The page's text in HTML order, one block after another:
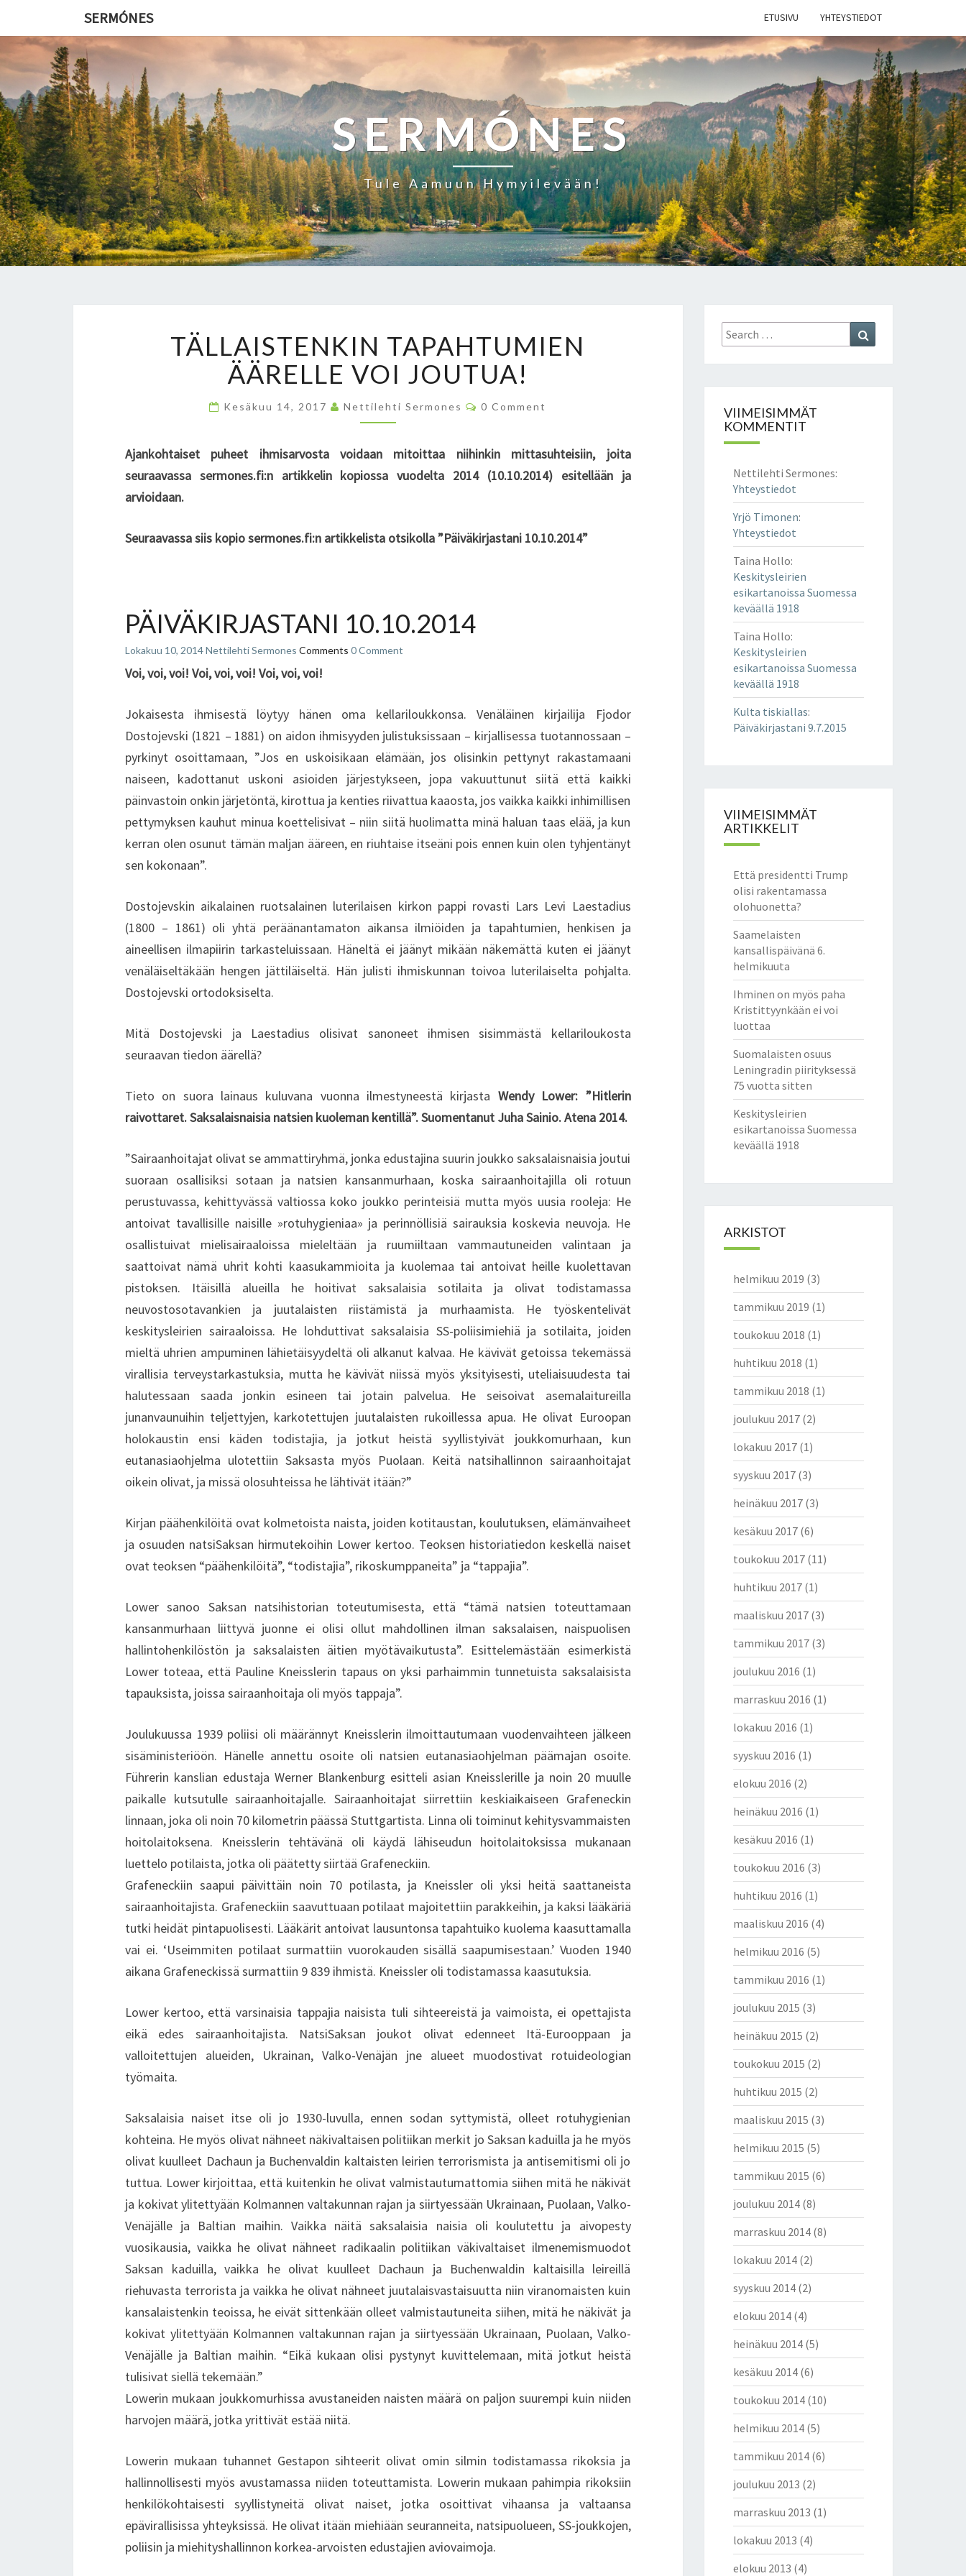
SERMÓNES ETUSIVU YHTEYSTIEDOT
SERMÓNES
Tule Aamuun Hymyilevään!
L
L
T
E
N
A
H
T
E
N
Ä
Ä
L
L
O
I
J
O
U
A
TÄLLAISTENKIN TAPAHTUMIEN
ÄÄRELLE VOI JOUTUA!
Kesäkuu 14, 2017 Nettilehti Sermones
C
O
E
N
T
S
0 Comment
Ajankohtaiset puheet ihmisarvosta voidaan mitoittaa niihinkin mittasuhteisiin, joita
seuraavassa sermones.fi:n artikkelin kopiossa vuodelta 2014 (10.10.2014) esitellään ja
arvioidaan.
Seuraavassa siis kopio sermones.fi:n artikkelista otsikolla ”Päiväkirjastani 10.10.2014”
PÄIVÄKIRJASTANI 10.10.2014
Lokakuu 10, 2014Nettilehti Sermones Comments 0 Comment
Voi, voi, voi! Voi, voi, voi! Voi, voi, voi!
Jokaisesta ihmisestä löytyy hänen oma kellariloukkonsa. Venäläinen kirjailija Fjodor
Dostojevski (1821 – 1881) on aidon ihmisyyden julistuksissaan – kirjallisessa tuotannossaan –
pyrkinyt osoittamaan, ”Jos en uskoisikaan elämään, jos olisinkin pettynyt rakastamaani
naiseen, kadottanut uskoni asioiden järjestykseen, jopa vakuuttunut siitä että kaikki
päinvastoin onkin järjetöntä, kirottua ja kenties riivattua kaaosta, jos vaikka kaikki inhimillisen
pettymyksen kauhut minua koettelisivat – niin siitä huolimatta minä haluan taas elää, ja kun
kerran olen osunut tämän maljan ääreen, en riuhtaise itseäni pois ennen kuin olen tyhjentänyt
sen kokonaan”.
Dostojevskin aikalainen ruotsalainen luterilaisen kirkon pappi rovasti Lars Levi Laestadius
(1800 – 1861) oli yhtä peräänantamaton aikansa ilmiöiden ja tapahtumien, henkisen ja
aineellisen ilmapiirin tarkasteluissaan. Häneltä ei jäänyt mikään näkemättä kuten ei jäänyt
venäläiseltäkään hengen jättiläiseltä. Hän julisti ihmiskunnan toivoa luterilaiselta pohjalta.
Dostojevski ortodoksiselta.
Mitä Dostojevski ja Laestadius olisivat sanoneet ihmisen sisimmästä kellariloukosta
seuraavan tiedon äärellä?
Tieto on suora lainaus kuluvana vuonna ilmestyneestä kirjasta Wendy Lower: ”Hitlerin
raivottaret. Saksalaisnaisia natsien kuoleman kentillä”. Suomentanut Juha Sainio. Atena 2014.
”Sairaanhoitajat olivat se ammattiryhmä, jonka edustajina suurin joukko saksalaisnaisia joutui
suoraan osallisiksi sotaan ja natsien kansanmurhaan, koska sairaanhoitajilla oli rotuun
perustuvassa, kehittyvässä valtiossa koko joukko perinteisiä mutta myös uusia rooleja: He
antoivat tavallisille naisille »rotuhygieniaa» ja perinnöllisiä sairauksia koskevia neuvoja. He
osallistuivat mielisairaaloissa mieleltään ja ruumiiltaan vammautuneiden valintaan ja
saattoivat nämä uhrit kohti kaasukammioita ja kuolemaa tai antoivat heille kuolettavan
pistoksen. Itäisillä alueilla he hoitivat saksalaisia sotilaita ja olivat todistamassa
neuvostosotavankien ja juutalaisten riistämistä ja murhaamista. He työskentelivät
keskitysleirien sairaaloissa. He lohduttivat saksalaisia SS-poliisimiehiä ja sotilaita, joiden
mieltä uhrien ampuminen lähietäisyydeltä oli alkanut kalvaa. He kävivät getoissa tekemässä
virallisia terveystarkastuksia, mutta he kävivät niissä myös yksityisesti, uteliaisuudesta tai
halutessaan saada jonkin esineen tai jotain palvelua. He seisoivat asemalaitureilla
junanvaunuihin teljettyjen, karkotettujen juutalaisten rukoillessa apua. He olivat Euroopan
holokaustin ensi käden todistajia, ja jotkut heistä syyllistyivät joukkomurhaan, kun
eutanasiaohjelma ulotettiin Saksasta myös Puolaan. Keitä natsihallinnon sairaanhoitajat
oikein olivat, ja missä olosuhteissa he lähtivät itään?”
Kirjan päähenkilöitä ovat kolmetoista naista, joiden kotitaustan, koulutuksen, elämänvaiheet
ja osuuden natsiSaksan hirmutekoihin Lower kertoo. Teoksen historiatiedon keskellä naiset
ovat teoksen “päähenkilöitä”, “todistajia”, rikoskumppaneita” ja “tappajia”.
Lower sanoo Saksan natsihistorian toteutumisesta, että “tämä natsien toteuttamaan
kansanmurhaan liittyvä juonne ei olisi ollut mahdollinen ilman saksalaisen, naispuolisen
hallintohenkilöstön ja saksalaisten äitien myötävaikutusta”. Esittelemästään esimerkistä
Lower toteaa, että Pauline Kneisslerin tapaus on yksi parhaimmin tunnetuista saksalaisista
tapauksista, joissa sairaanhoitaja oli myös tappaja”.
Joulukuussa 1939 poliisi oli määrännyt Kneisslerin ilmoittautumaan vuodenvaihteen jälkeen
sisäministeriöön. Hänelle annettu osoite oli natsien eutanasiaohjelman päämajan osoite.
Führerin kanslian edustaja Werner Blankenburg esitteli asian Kneisslerille ja noin 20 muulle
paikalle kutsutulle sairaanhoitajalle. Sairaanhoitajat siirrettiin keskiaikaiseen Grafeneckin
linnaan, joka oli noin 70 kilometrin päässä Stuttgartista. Linna oli toiminut kehitysvammaisten
hoitolaitoksena. Kneisslerin tehtävänä oli käydä lähiseudun hoitolaitoksissa mukanaan
luettelo potilaista, jotka oli päätetty siirtää Grafeneckiin.
Grafeneckiin saapui päivittäin noin 70 potilasta, ja Kneissler oli yksi heitä saattaneista
sairaanhoitajista. Grafeneckiin saavuttuaan potilaat majoitettiin parakkeihin, ja kaksi lääkäriä
tutki heidät pintapuolisesti. Lääkärit antoivat lausuntonsa tapahtuiko kuolema kaasuttamalla
vai ei. ‘Useimmiten potilaat surmattiin vuorokauden sisällä saapumisestaan.’ Vuoden 1940
aikana Grafeneckissä surmattiin 9 839 ihmistä. Kneissler oli todistamassa kaasutuksia.
Lower kertoo, että varsinaisia tappajia naisista tuli sihteereistä ja vaimoista, ei opettajista
eikä edes sairaanhoitajista. NatsiSaksan joukot olivat edenneet Itä-Eurooppaan ja
valloitettujen alueiden, Ukrainan, Valko-Venäjän jne alueet muodostivat rotuideologian
työmaita.
Saksalaisia naiset itse oli jo 1930-luvulla, ennen sodan syttymistä, olleet rotuhygienian
kohteina. He myös olivat nähneet näkivaltaisen politiikan merkit jo Saksan kaduilla ja he myös
olivat kuulleet Dachaun ja Buchenvaldin kaltaisten leirien terrorismista ja antisemitismi oli jo
tuttua. Lower kirjoittaa, että kuitenkin he olivat valmistautumattomia siihen mitä he näkivät
ja kokivat ylitettyään Kolmannen valtakunnan rajan ja siirtyessään Ukrainaan, Puolaan, Valko-
Venäjälle ja Baltian maihin. Vaikka näitä saksalaisia naisia oli koulutettu ja aivopesty
vuosikausia, vaikka he olivat nähneet radikaalin politiikan väkivaltaiset ilmenemismuodot
Saksan kaduilla, vaikka he olivat kuulleet Dachaun ja Buchenwaldin kaltaisilla leireillä
riehuvasta terrorista ja vaikka he olivat nähneet juutalaisvastaisuutta niin viranomaisten kuin
kansalaistenkin teoissa, he eivät sittenkään olleet valmistautuneita siihen, mitä he näkivät ja
kokivat ylitettyään Kolmannen valtakunnan rajan ja siirtyessään Ukrainaan, Puolaan, Valko-
Venäjälle ja Baltian maihin. “Eikä kukaan olisi pystynyt kuvittelemaan, mitä jotkut heistä
tulisivat siellä tekemään.”
Lowerin mukaan joukkomurhissa avustaneiden naisten määrä on paljon suurempi kuin niiden
harvojen määrä, jotka yrittivät estää niitä.
Lowerin mukaan tuhannet Gestapon sihteerit olivat omin silmin todistamassa rikoksia ja
hallinnollisesti myös avustamassa niiden toteuttamista. Lowerin mukaan pahimpia rikoksiin
henkilökohtaisesti syyllistyneitä olivat naiset, jotka osoittivat vihaansa ja valtaansa
epävirallisissa yhteyksissä. He olivat itään miehiään seuranneita, natsipuolueen, SS-joukkojen,
poliisin ja miehityshallinnon korkea-arvoisten edustajien aviovaimoja.
Search
for:
VIIMEISIMMÄT
KOMMENTIT
Nettilehti Sermones:
Yhteystiedot
Yrjö Timonen:
Yhteystiedot
Taina Hollo:
Keskitysleirien
esikartanoissa Suomessa
keväällä 1918
Taina Hollo:
Keskitysleirien
esikartanoissa Suomessa
keväällä 1918
Kulta tiskiallas:
Päiväkirjastani 9.7.2015
VIIMEISIMMÄT
ARTIKKELIT
Että presidentti Trump
olisi rakentamassa
olohuonetta?
Saamelaisten
kansallispäivänä 6.
helmikuuta
Ihminen on myös paha
Kristittyynkään ei voi
luottaa
Suomalaisten osuus
Leningradin piirityksessä
75 vuotta sitten
Keskitysleirien
esikartanoissa Suomessa
keväällä 1918
ARKISTOT
helmikuu 2019 (3)
tammikuu 2019 (1)
toukokuu 2018 (1)
huhtikuu 2018 (1)
tammikuu 2018 (1)
joulukuu 2017(2)
lokakuu 2017(1)
syyskuu 2017(3)
heinäkuu 2017(3)
kesäkuu 2017(6)
toukokuu 2017(11)
huhtikuu 2017(1)
maaliskuu 2017(3)
tammikuu 2017(3)
joulukuu 2016 (1)
marraskuu 2016 (1)
lokakuu 2016 (1)
syyskuu 2016 (1)
elokuu 2016 (2)
heinäkuu 2016 (1)
kesäkuu 2016 (1)
toukokuu 2016 (3)
huhtikuu 2016 (1)
maaliskuu 2016 (4)
helmikuu 2016 (5)
tammikuu 2016 (1)
joulukuu 2015 (3)
heinäkuu 2015 (2)
toukokuu 2015 (2)
huhtikuu 2015 (2)
maaliskuu 2015 (3)
helmikuu 2015 (5)
tammikuu 2015 (6)
joulukuu 2014(8)
marraskuu 2014(8)
lokakuu 2014(2)
syyskuu 2014(2)
elokuu 2014(4)
heinäkuu 2014(5)
kesäkuu 2014(6)
toukokuu 2014(10)
helmikuu 2014(5)
tammikuu 2014(6)
joulukuu 2013 (2)
marraskuu 2013 (1)
lokakuu 2013 (4)
elokuu 2013 (4)